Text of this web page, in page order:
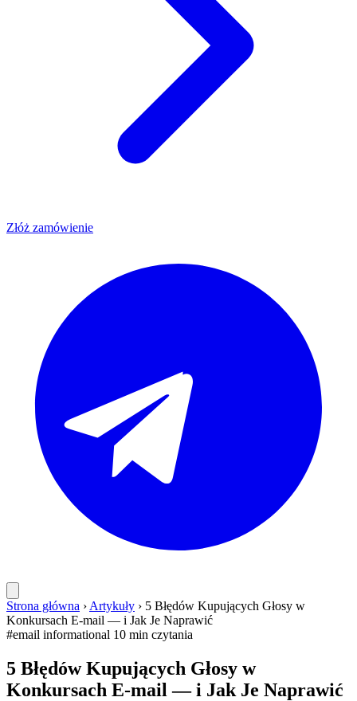
Złóż zamówienie
Strona główna › Artykuły › 5 Błędów Kupujących Głosy w
Konkursach E-mail — i Jak Je Naprawić
#email informational 10 min czytania
5 Błędów Kupujących Głosy w
Konkursach E-mail — i Jak Je Naprawić